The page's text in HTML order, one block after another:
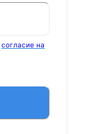
согласие на